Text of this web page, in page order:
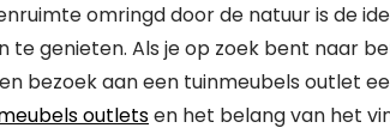
omringd door de natuur is de
te genieten. Als je op zoek bent naar
bezoek aan een tuinmeubels outlet
outletsen het belang van het